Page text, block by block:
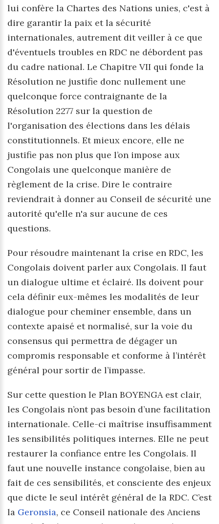
lui confère la Chartes des Nations unies, c'est à
dire garantir la paix et la sécurité
internationales, autrement dit veiller à ce que
d'éventuels troubles en RDC ne débordent pas
du cadre national. Le Chapitre VII qui fonde la
Résolution ne justifie donc nullement une
quelconque force contraignante de la
Résolution 2277 sur la question de
l'organisation des élections dans les délais
constitutionnels. Et mieux encore, elle ne
justifie pas non plus que l’on impose aux
Congolais une quelconque manière de
règlement de la crise. Dire le contraire
reviendrait à donner au Conseil de sécurité une
autorité qu'elle n'a sur aucune de ces
questions.
Pour résoudre maintenant la crise en RDC, les
Congolais doivent parler aux Congolais. Il faut
un dialogue ultime et éclairé. Ils doivent pour
cela définir eux-mêmes les modalités de leur
dialogue pour cheminer ensemble, dans un
contexte apaisé et normalisé, sur la voie du
consensus qui permettra de dégager un
compromis responsable et conforme à l’intérêt
général pour sortir de l’impasse.
Sur cette question le Plan BOYENGA est clair,
les Congolais n’ont pas besoin d’une facilitation
internationale. Celle-ci maîtrise insuffisamment
les sensibilités politiques internes. Elle ne peut
restaurer la confiance entre les Congolais. Il
faut une nouvelle instance congolaise, bien au
fait de ces sensibilités, et consciente des enjeux
que dicte le seul intérêt général de la RDC. C’est
la Geronsia, ce Conseil nationale des Anciens